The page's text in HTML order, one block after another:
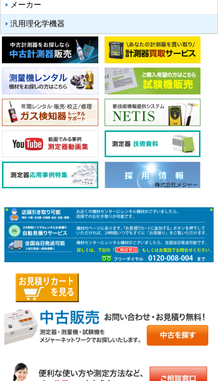
メーカー
汎用理化学機器